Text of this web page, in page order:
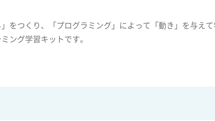
をつくり、「プログラミング」によって「動き」を与えて
ング学習キットです。